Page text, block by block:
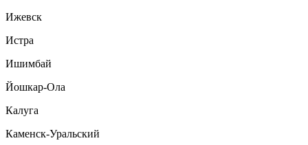
Ижевск
Истра
Ишимбай
Йошкар-Ола
Калуга
Каменск-Уральский